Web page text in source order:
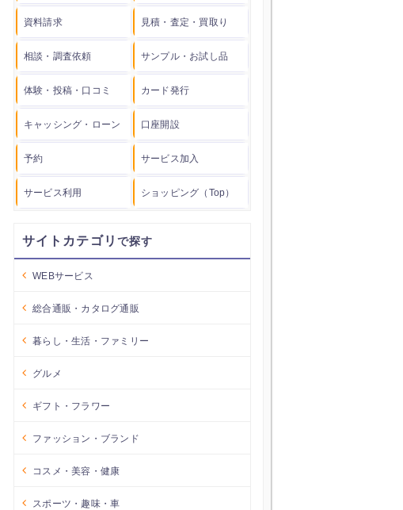
資料請求 見積・査定・買取り
相談・調査依頼 サンプル・お試し品
体験・投稿・口コミ カード発行
キャッシング・ローン 口座開設
予約 サービス加入
サービス利用 ショッピング（Top）
サイトカテゴリ
WEBサービス
総合通販・カタログ通販
暮らし・生活・ファミリー
グルメ
ギフト・フラワー
ファッション・ブランド
コスメ・美容・健康
スポーツ・趣味・車